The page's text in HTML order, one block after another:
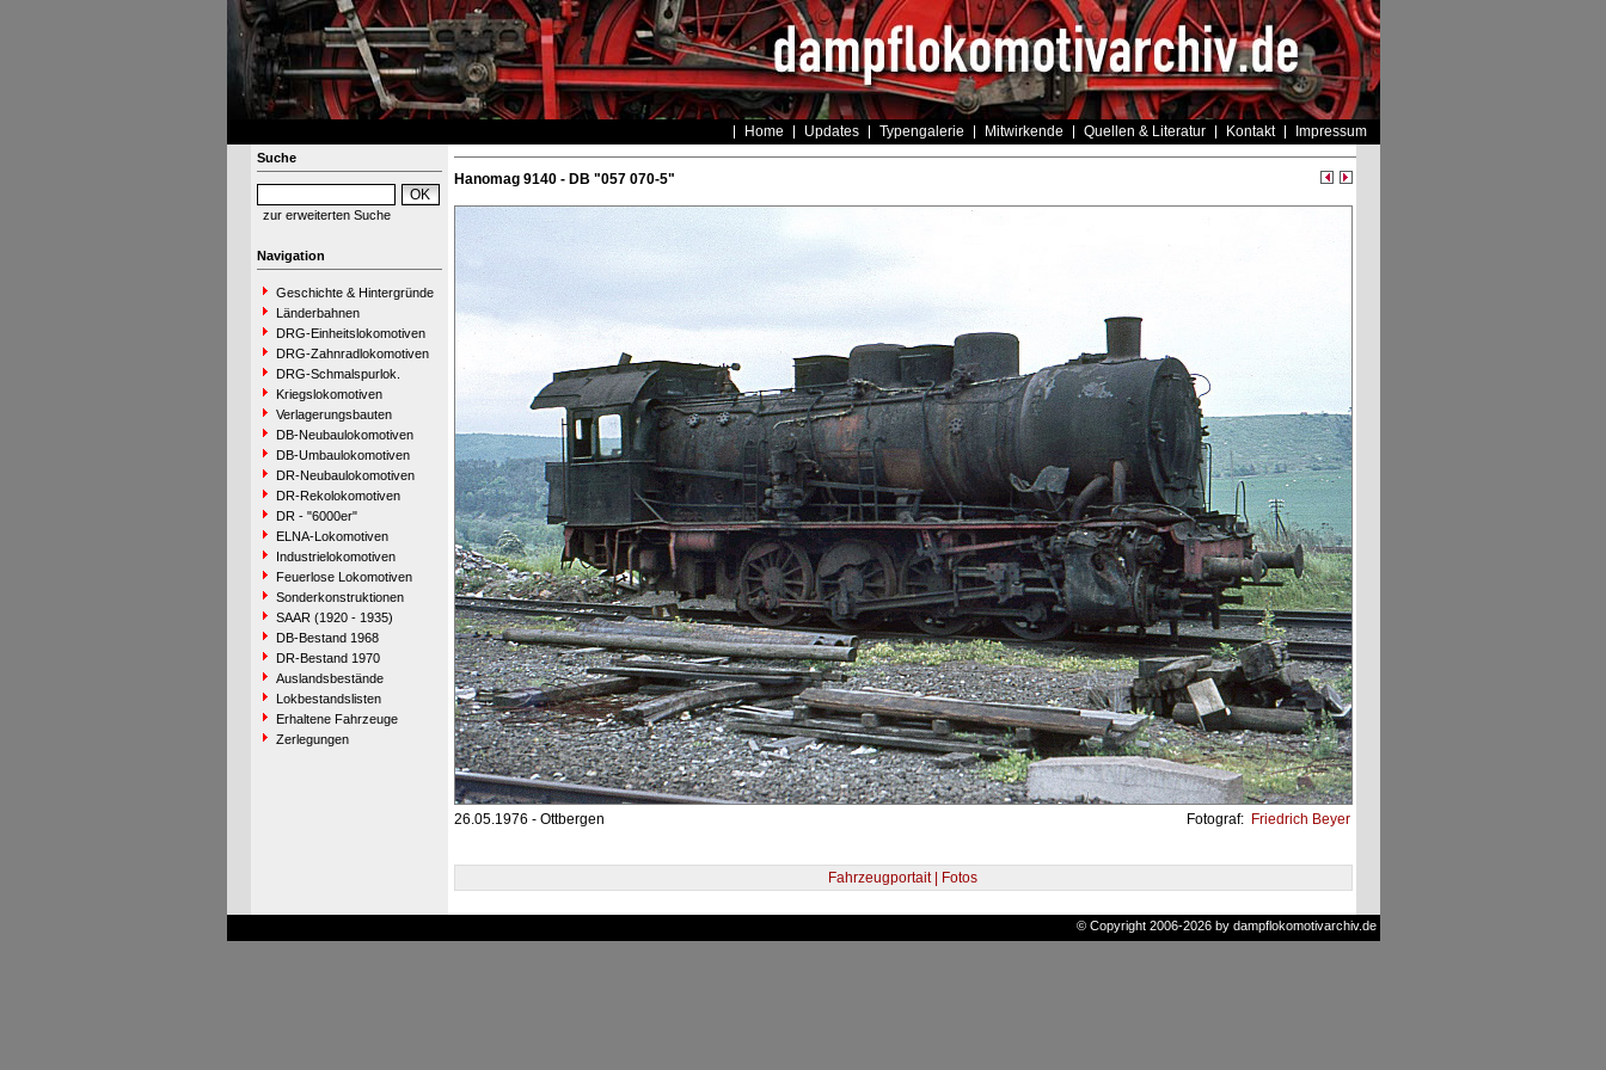
Home Updates Typengalerie Mitwirkende Quellen & Literatur Kontakt Impressum
Suche
zur erweiterten Suche
Navigation
Geschichte & Hintergründe
Länderbahnen
DRG-Einheitslokomotiven
DRG-Zahnradlokomotiven
DRG-Schmalspurlok.
Kriegslokomotiven
Verlagerungsbauten
DB-Neubaulokomotiven
DB-Umbaulokomotiven
DR-Neubaulokomotiven
DR-Rekolokomotiven
DR - "6000er"
ELNA-Lokomotiven
Industrielokomotiven
Feuerlose Lokomotiven
Sonderkonstruktionen
SAAR (1920 - 1935)
DB-Bestand 1968
DR-Bestand 1970
Auslandsbestände
Lokbestandslisten
Erhaltene Fahrzeuge
Zerlegungen
Hanomag 9140 - DB "057 070-5"
26.05.1976 - Ottbergen Fotograf: Friedrich Beyer
Fahrzeugportait | Fotos
© Copyright 2006-2026 by dampflokomotivarchiv.de